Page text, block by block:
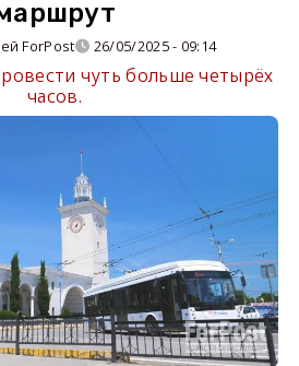
ForPost 26/05/2025 - 09:14
чуть больше четырёх
часов.